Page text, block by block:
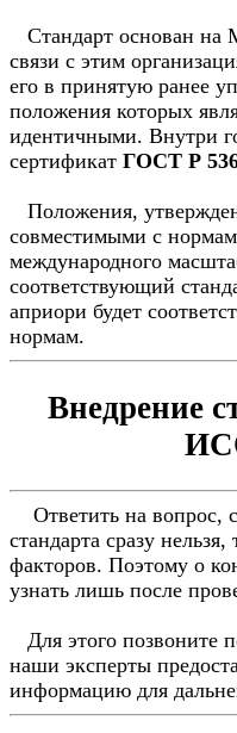
Стандарт основан на
связи с этим
его в принятую ранее
положения которых
идентичными. Внутри
сертификат ГОСТ Р
Положения,
совместимыми с
международного
соответствующий
априори будет
нормам.
Внедрение
Ответить на вопрос,
стандарта сразу
факторов. Поэтому о
узнать лишь после
Для этого позвоните
наши эксперты
информацию для